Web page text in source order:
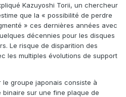
Kazuyoshi Torii, un chercheur
que la « possibilité de perdre
» ces dernières années avec
décennies pour les disques
Le risque de disparition des
les multiples évolutions de support
groupe japonais consiste à
sur une fine plaque de